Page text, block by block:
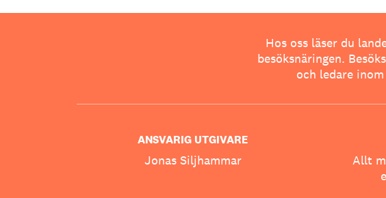
Hos oss läser du
besöksnäringen.
och ledare
ANSVARIG UTGIVARE
Jonas Siljhammar
Allt